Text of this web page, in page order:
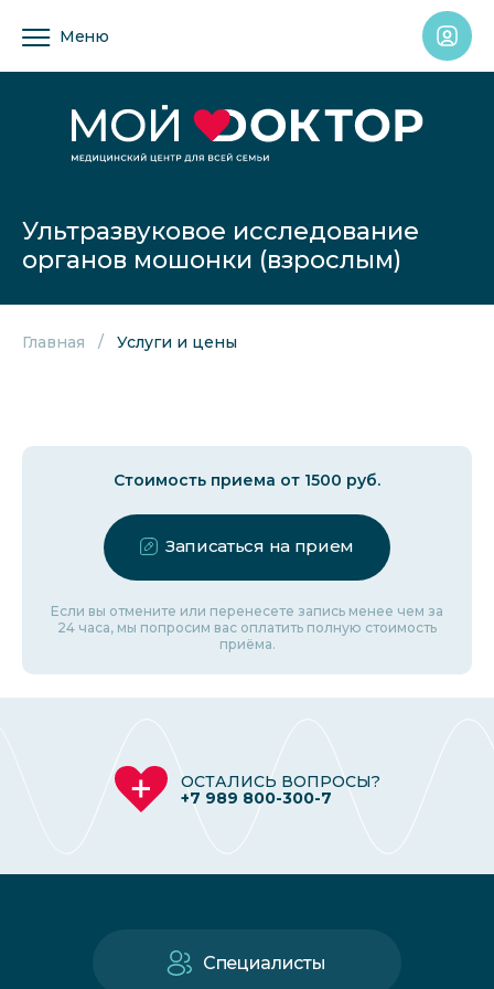
Меню
Ультразвуковое исследование
органов мошонки (взрослым)
Главная Услуги и цены
Стоимость приема от 1500 руб.
Записаться на прием
Если вы отмените или перенесете запись менее чем за
24 часа, мы попросим вас оплатить полную стоимость
приёма.
ОСТАЛИСЬ ВОПРОСЫ?
+7 989 800-300-7
Специалисты